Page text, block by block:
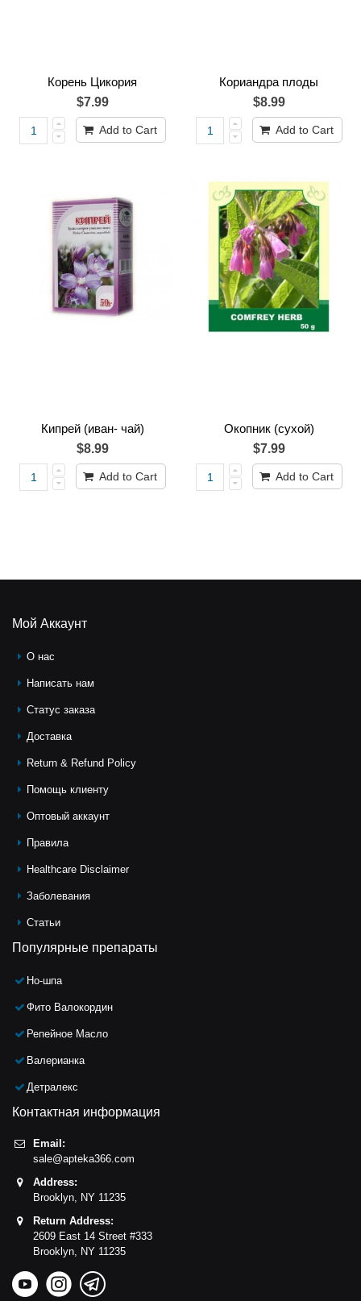
Корень Цикория
$7.99
Add to Cart
Кориандра плоды
$8.99
Add to Cart
Кипрей (иван- чай)
$8.99
Add to Cart
Окопник (сухой)
$7.99
Add to Cart
Мой Аккаунт
О нас
Написать нам
Статус заказа
Доставка
Return & Refund Policy
Помощь клиeнту
Оптовый аккаунт
Правила
Healthcare Disclaimer
Заболевания
Статьи
Популярные препараты
Но-шпа
Фито Валокордин
Репейное Масло
Валерианка
Детралекс
Контактная информация
Email:
sale@apteka366.com
Address:
Brooklyn, NY 11235
Return Address:
2609 East 14 Street #333
Brooklyn, NY 11235